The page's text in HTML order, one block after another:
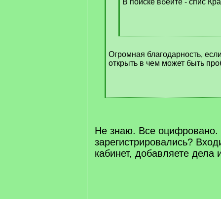
В поиске вбейте - спис
[
q
]
Огромная благодарность,
открыть в чем может быть
[
Не знаю. Все
зарегистрировались?
кабинет, добавляете дела